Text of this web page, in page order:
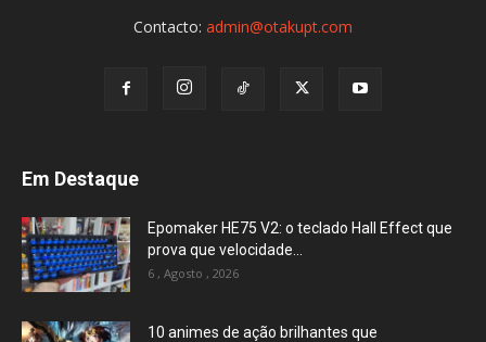
Contacto: admin@otakupt.com
Em Destaque
Epomaker HE75 V2: o teclado Hall Effect que
prova que velocidade...
6 , Agosto , 2026
10 animes de ação brilhantes que